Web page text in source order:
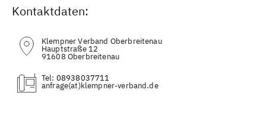
Kontaktdaten:
Klempner Verband Oberbreitenau
Hauptstraße 12
91608 Oberbreitenau
Tel: 08938037711
(at)